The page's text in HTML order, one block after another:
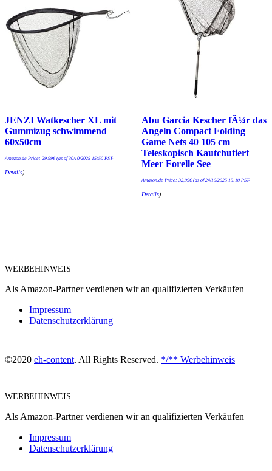
JENZI Watkescher XL mit
Gummizug schwimmend
60x50cm
Amazon.de Price: 29,99€(as of 30/10/2025 15:50 PST-
Details)
Abu Garcia Kescher fÃ¼r das
Angeln Compact Folding
Game Nets 40 105 cm
Teleskopisch Kautchutiert
Meer Forelle See
Amazon.de Price: 32,99€(as of 24/10/2025 15:10 PST-
Details)
WERBEHINWEIS
Als Amazon-Partner verdienen wir an qualifizierten Verkäufen
Impressum
Datenschutzerklärung
©2020 eh-content. All Rights Reserved. */** Werbehinweis
WERBEHINWEIS
Als Amazon-Partner verdienen wir an qualifizierten Verkäufen
Impressum
Datenschutzerklärung